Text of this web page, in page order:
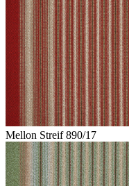
Mellon Streif 890/17